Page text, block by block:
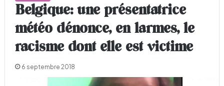
Belgique: une présentatrice
météo dénonce, en larmes, le
racisme dont elle est victime
6 septembre 2018